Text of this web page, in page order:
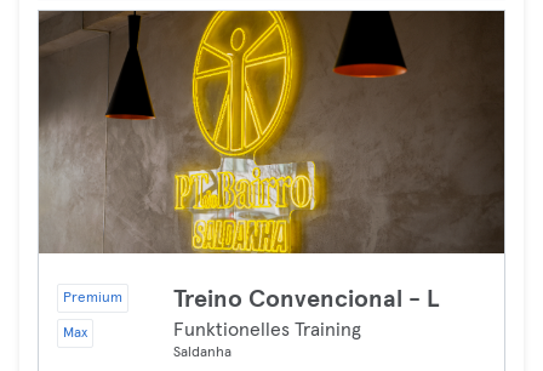
Premium
Max
Treino Convencional - L
Funktionelles Training
Saldanha